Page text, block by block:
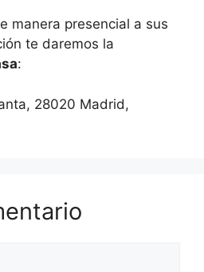
manera presencial a sus
te daremos la
:
28020 Madrid,